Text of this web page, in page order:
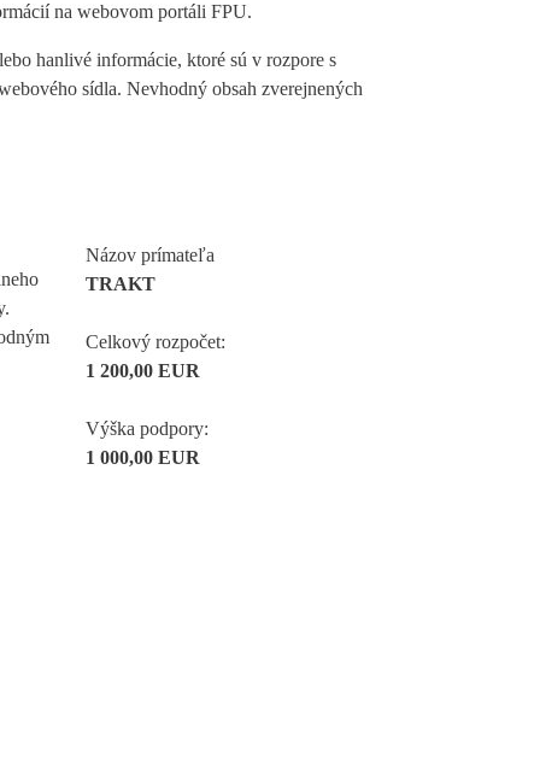
na webovom portáli FPU.
hanlivé informácie, ktoré sú v rozpore s
sídla. Nevhodný obsah zverejnených
Názov prímateľa
TRAKT
Celkový rozpočet:
1 200,00 EUR
Výška podpory:
1 000,00 EUR